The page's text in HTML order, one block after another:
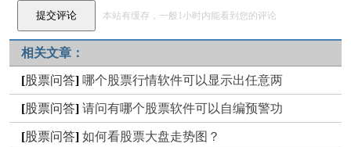
本站有缓存，一般1小时内能看到您的评论
相关文章：
[股票问答] 哪个股票行情软件可以显示出任意两
[股票问答] 请问有哪个股票软件可以自编预警功
[股票问答] 如何看股票大盘走势图？